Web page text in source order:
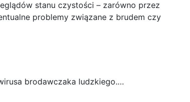
stanu czystości – zarówno przez
problemy związane z brudem czy
brodawczaka ludzkiego.…